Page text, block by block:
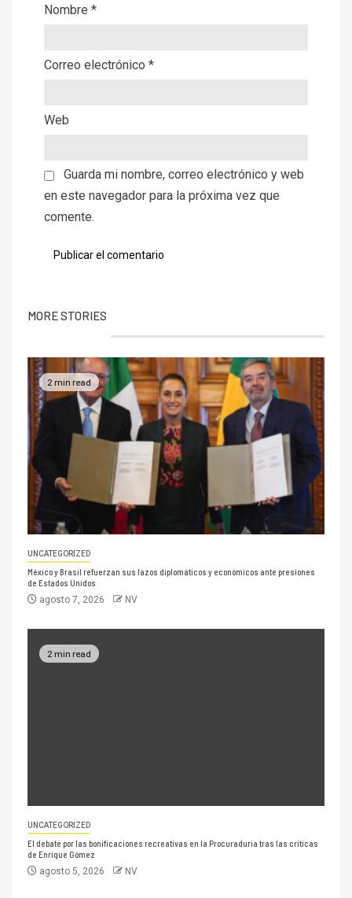
Nombre *
Correo electrónico *
Web
Guarda mi nombre, correo electrónico y web
en este navegador para la próxima vez que
comente.
MORE STORIES
2 min read
UNCATEGORIZED
México y Brasil refuerzan sus lazos diplomáticos y económicos ante presiones
de Estados Unidos
agosto 7, 2026 NV
2 min read
UNCATEGORIZED
El debate por las bonificaciones recreativas en la Procuraduría tras las críticas
de Enrique Gómez
agosto 5, 2026 NV